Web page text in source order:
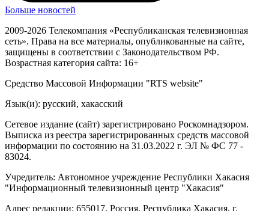
Больше новостей
2009-2026 Телекомпания «Республиканская телевизионная
сеть». Права на все материалы, опубликованные на сайте,
защищены в соответствии с Законодательством РФ.
Возрастная категория сайта: 16+
Средство Массовой Информации "RTS website"
Язык(и): русский, хакасский
Сетевое издание (сайт) зарегистрировано Роскомнадзором.
Выписка из реестра зарегистрированных средств массовой
информации по состоянию на 31.03.2022 г. ЭЛ № ФС 77 -
83024.
Учредитель: Автономное учреждение Республики Хакасия
"Информационный телевизионный центр "Хакасия"
Адрес редакции: 655017, Россия, Республика Хакасия, г.